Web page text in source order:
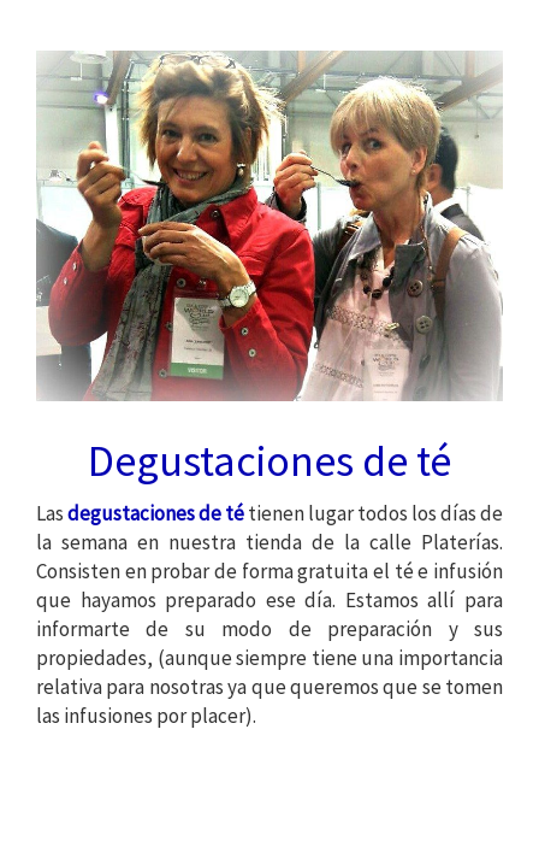
Degustaciones de té
Lasdegustaciones de tétienen lugar todos los días de
la semana en nuestra tienda de la calle Platerías.
Consisten en probar de forma gratuita el té e infusión
que hayamos preparado ese día. Estamos allí para
informarte de su modo de preparación y sus
propiedades, (aunque siempre tiene una importancia
relativa para nosotras ya que queremos que se tomen
las infusiones por placer).